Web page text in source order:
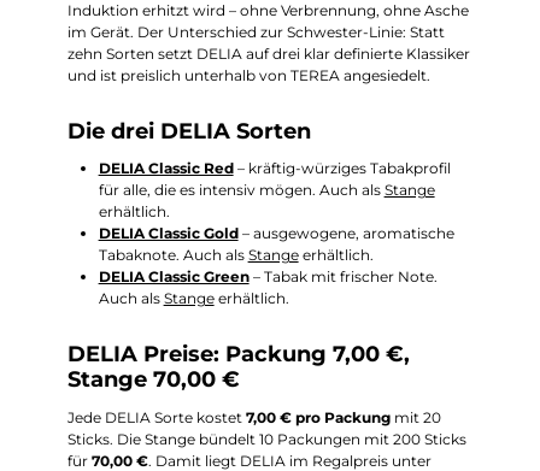
Induktion erhitzt wird – ohne Verbrennung, ohne Asche
im Gerät. Der Unterschied zur Schwester-Linie: Statt
zehn Sorten setzt DELIA auf drei klar definierte Klassiker
und ist preislich unterhalb von TEREA angesiedelt.
Die drei DELIA Sorten
DELIA Classic Red– kräftig-würziges Tabakprofil
für alle, die es intensiv mögen. Auch als Stange
erhältlich.
DELIA Classic Gold– ausgewogene, aromatische
Tabaknote. Auch als Stangeerhältlich.
DELIA Classic Green– Tabak mit frischer Note.
Auch als Stangeerhältlich.
DELIA Preise: Packung 7,00 €,
Stange 70,00 €
Jede DELIA Sorte kostet 7,00 € pro Packung mit 20
Sticks. Die Stange bündelt 10 Packungen mit 200 Sticks
für 70,00 €. Damit liegt DELIA im Regalpreis unter